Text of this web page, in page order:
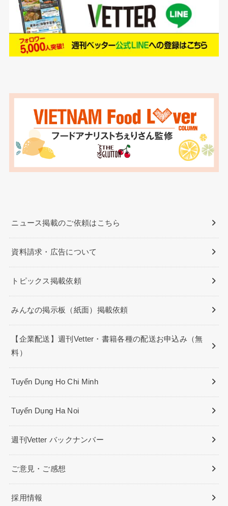
ニュース掲載のご依頼はこちら
資料請求・広告について
トピックス掲載依頼
みんなの掲示板（紙面）掲載依頼
【企業配送】週刊Vetter・書籍各種の配送お申込み（無
料）
Tuyển Dụng Ho Chi Minh
Tuyển Dụng Ha Noi
週刊Vetter バックナンバー
ご意見・ご感想
採用情報